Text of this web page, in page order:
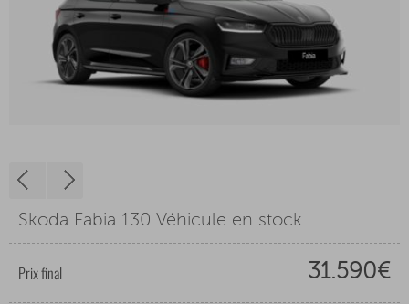
Skoda Fabia 130 Véhicule en stock
Prix final 31.590€